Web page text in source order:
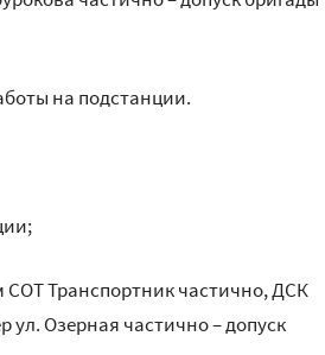
на подстанции.
СОТ Транспортник частично, ДСК
ул. Озерная частично – допуск